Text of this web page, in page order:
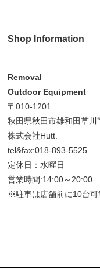
Shop Information
Removal
Outdoor Equipment
〒010-1201
秋田県秋田市雄和田草川
株式会社Hutt.
tel&fax:018-893-5525
定休日：水曜日
営業時間:14:00～20:00
※駐車は店舗前に10台可